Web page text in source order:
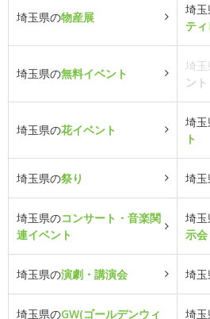
埼玉県の物産展
埼
テ
埼玉県の無料イベント
埼玉
ント
埼玉県の花イベント
埼
ト
埼玉県の祭り 埼
埼玉県のコンサート・音楽関
連イベント
埼
示会
埼玉県の演劇・講演会 埼
埼玉県のGW(ゴールデンウィ 埼